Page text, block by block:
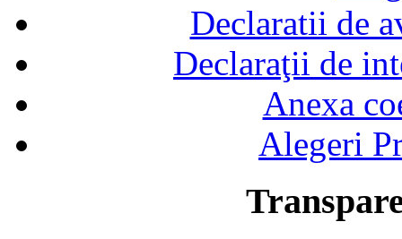
Declaratii de
Declaraţii de
Anexa
Alegeri